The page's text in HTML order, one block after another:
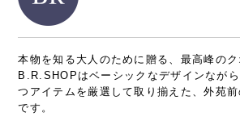
本物を知る大人のために贈る、最高峰のク
B.R.SHOPはベーシックなデザインなが
つアイテムを厳選して取り揃えた、外苑
です。